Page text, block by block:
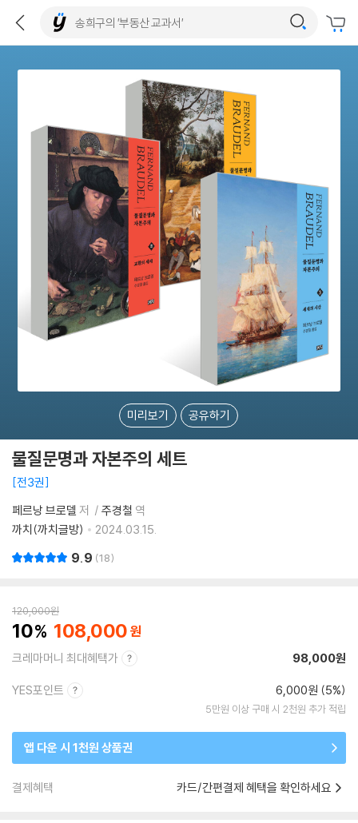
미리보기 공유하기
물질문명과 자본주의 세트
전3권
페르낭 브로델 저 주경철 역
까치(까치글방)
2024.03.15.
9.9 18
120,000원
10 108,000
크레마머니 최대혜택가 98,000원
YES포인트 6,000원 (5%)
5만원 이상 구매 시 2천원 추가 적립
앱 다운 시 1천원 상품권
결제혜택 카드/간편결제 혜택을 확인하세요